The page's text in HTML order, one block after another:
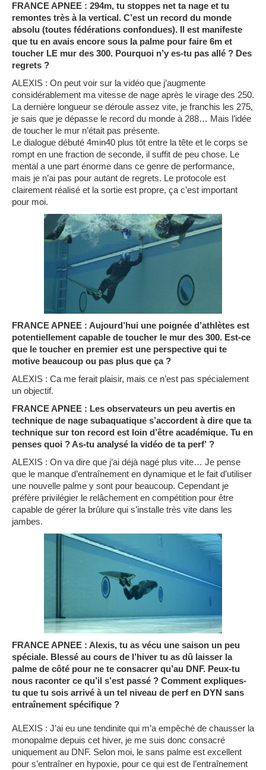
FRANCE APNEE : 294m, tu stoppes net ta nage et tu
remontes très à la vertical. C’est un record du monde
absolu (toutes fédérations confondues). Il est manifeste
que tu en avais encore sous la palme pour faire 6m et
toucher LE mur des 300. Pourquoi n’y es-tu pas allé ? Des
regrets ?
ALEXIS : On peut voir sur la vidéo que j’augmente
considérablement ma vitesse de nage après le virage des 250.
La dernière longueur se déroule assez vite, je franchis les 275,
je sais que je dépasse le record du monde à 288… Mais l’idée
de toucher le mur n’était pas présente.
Le dialogue débuté 4min40 plus tôt entre la tête et le corps se
rompt en une fraction de seconde, il suffit de peu chose. Le
mental a une part énorme dans ce genre de performance,
mais je n’ai pas pour autant de regrets. Le protocole est
clairement réalisé et la sortie est propre, ça c’est important
pour moi.
FRANCE APNEE : Aujourd’hui une poignée d’athlètes est
potentiellement capable de toucher le mur des 300. Est-ce
que le toucher en premier est une perspective qui te
motive beaucoup ou pas plus que ça ?
ALEXIS : Ca me ferait plaisir, mais ce n’est pas spécialement
un objectif.
FRANCE APNEE : Les observateurs un peu avertis en
technique de nage subaquatique s’accordent à dire que ta
technique sur ton record est loin d’être académique. Tu en
penses quoi ? As-tu analysé la vidéo de ta perf’ ?
ALEXIS : On va dire que j’ai déjà nagé plus vite… Je pense
que le manque d’entraînement en dynamique et le fait d’utiliser
une nouvelle palme y sont pour beaucoup. Cependant je
préfère privilégier le relâchement en compétition pour être
capable de gérer la brûlure qui s’installe très vite dans les
jambes.
FRANCE APNEE : Alexis, tu as vécu une saison un peu
spéciale. Blessé au cours de l’hiver tu as dû laisser la
palme de côté pour ne te consacrer qu’au DNF. Peux-tu
nous raconter ce qu’il s’est passé ? Comment expliques-
tu que tu sois arrivé à un tel niveau de perf en DYN sans
entraînement spécifique ?
ALEXIS : J’ai eu une tendinite qui m’a empêché de chausser la
monopalme depuis cet hiver, je me suis donc consacré
uniquement au DNF. Selon moi, le sans palme est excellent
pour s’entraîner en hypoxie, pour ce qui est de l’entraînement